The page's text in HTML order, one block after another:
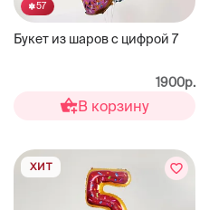
57
Букет из шаров с цифрой 7
1900р.
В корзину
ХИТ